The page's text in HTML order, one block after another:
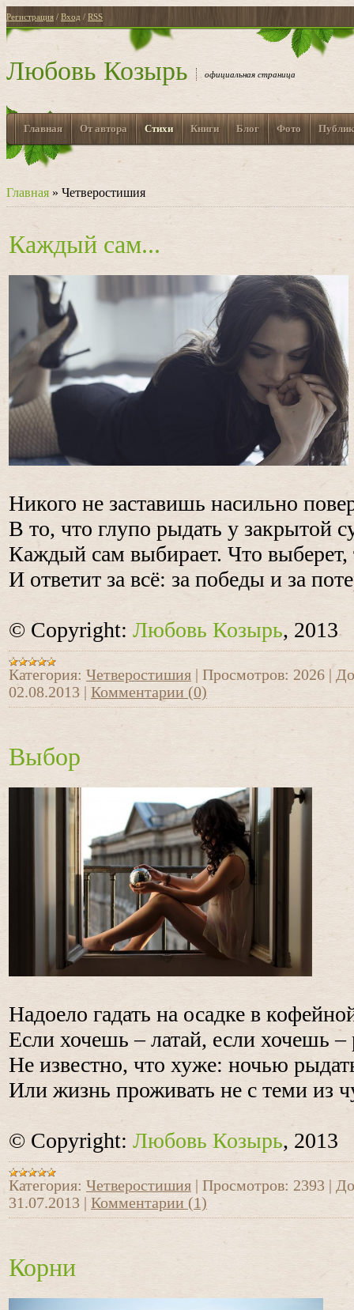
Регистрация / Вход / RSS
Любовь Козырь официальная страница
Главная От автора Стихи Книги Блог Фото
Главная » Четверостишия
Каждый сам...
Никого не заставишь насильно
В то, что глупо рыдать у закрытой
Каждый сам выбирает. Что выберет,
И ответит за всё: за победы и за
© Copyright: Любовь Козырь, 2013
Категория: Четверостишия Просмотров: 2026
02.08.2013
Комментарии (0)
Выбор
Надоело гадать на осадке в
Если хочешь – латай, если хочешь –
Не известно, что хуже: ночью
Или жизнь проживать не с теми из
© Copyright: Любовь Козырь, 2013
Категория: Четверостишия Просмотров: 2393
31.07.2013
Комментарии (1)
Корни